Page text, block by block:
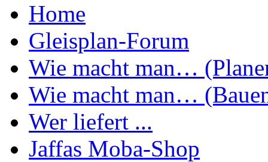
Home
Gleisplan-Forum
Wie macht man…
Wie macht man…
Wer liefert ...
Jaffas Moba-Shop